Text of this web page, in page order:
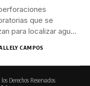
que se
para localizar agua
CAMPOS
Derechos Reservados.